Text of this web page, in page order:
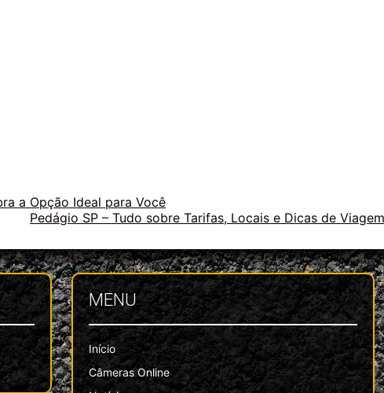
a Opção Ideal para Você
Pedágio SP – Tudo sobre Tarifas, Locais e Dicas de
MENU
Início
Câmeras Online